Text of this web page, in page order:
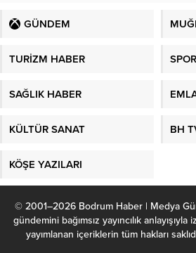
GÜNDEM
TURİZM HABER
SAĞLIK HABER
KÜLTÜR SANAT BH
KÖŞE YAZILARI
© 2001–2026 Bodrum Haber | Medya
gündemini bağımsız yayıncılık
yayımlanan içeriklerin tüm hakları